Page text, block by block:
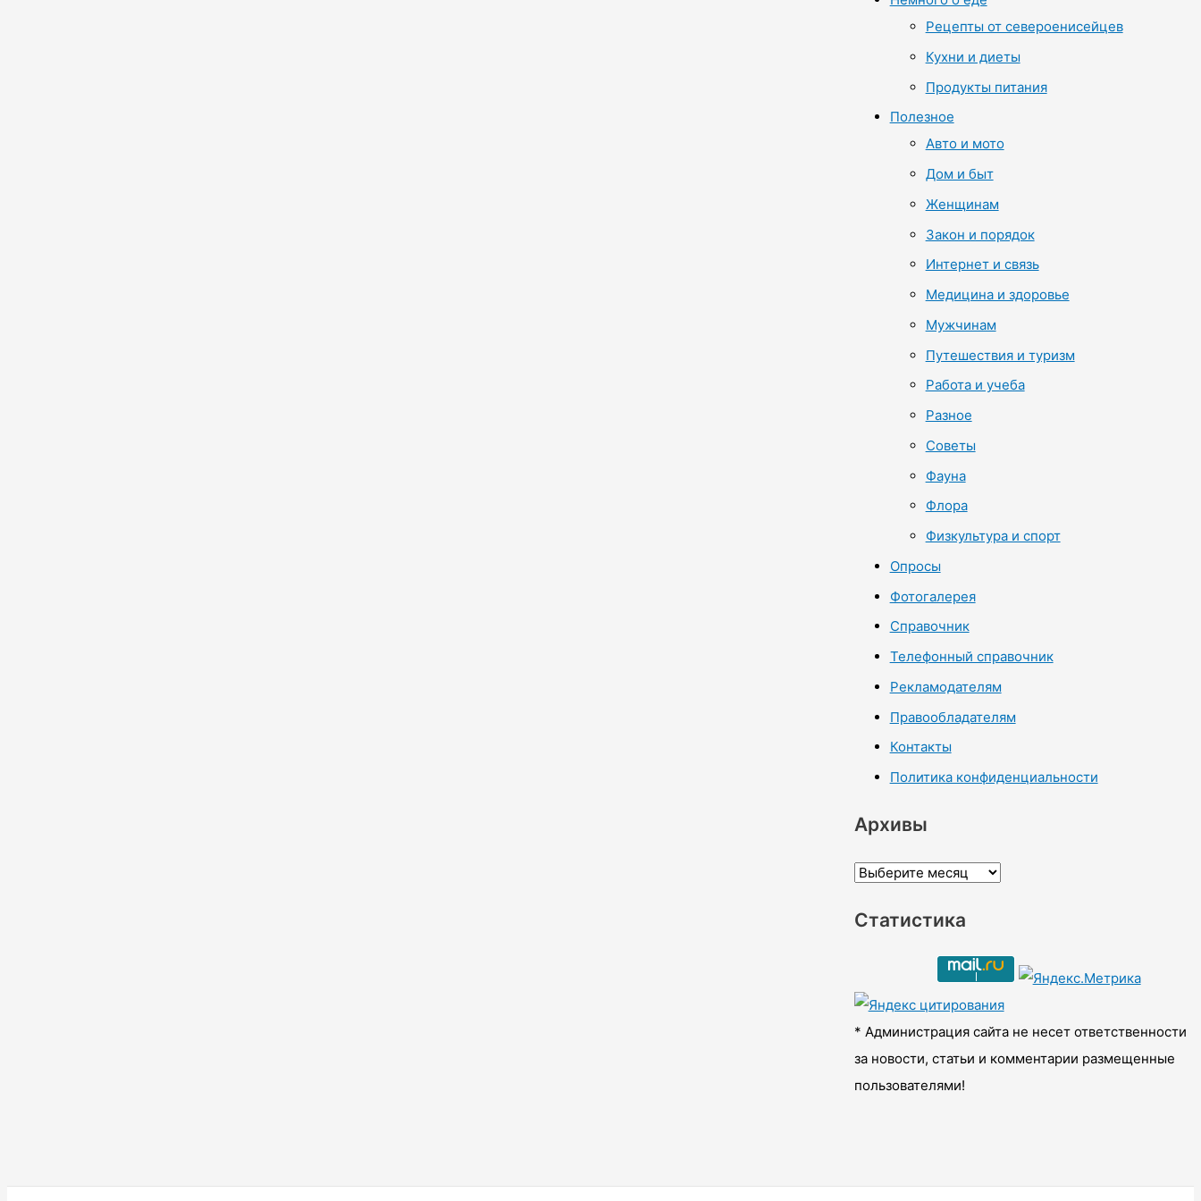
Рецепты от североенисейцев
Кухни и диеты
Продукты питания
Полезное
Авто и мото
Дом и быт
Женщинам
Закон и порядок
Интернет и связь
Медицина и здоровье
Мужчинам
Путешествия и туризм
Работа и учеба
Разное
Советы
Фауна
Флора
Физкультура и спорт
Опросы
Фотогалерея
Справочник
Телефонный справочник
Рекламодателям
Правообладателям
Контакты
Политика конфиденциальности
Архивы
А
х
ы
Статистика
* Администрация сайта не несет ответственности
за новости, статьи и комментарии размещенные
пользователями!